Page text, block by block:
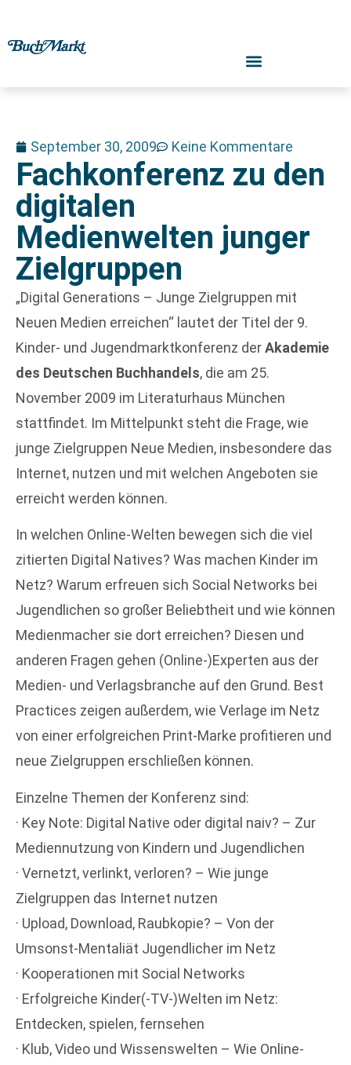
September 30, 2009 Keine Kommentare
Fachkonferenz zu den
digitalen
Medienwelten junger
Zielgruppen
„Digital Generations – Junge Zielgruppen mit
Neuen Medien erreichen“ lautet der Titel der 9.
Kinder- und Jugendmarktkonferenz derAkademie
des Deutschen Buchhandels, die am 25.
November 2009 im Literaturhaus München
stattfindet. Im Mittelpunkt steht die Frage, wie
junge Zielgruppen Neue Medien, insbesondere das
Internet, nutzen und mit welchen Angeboten sie
erreicht werden können.
In welchen Online-Welten bewegen sich die viel
zitierten Digital Natives? Was machen Kinder im
Netz? Warum erfreuen sich Social Networks bei
Jugendlichen so großer Beliebtheit und wie können
Medienmacher sie dort erreichen? Diesen und
anderen Fragen gehen (Online-)Experten aus der
Medien- und Verlagsbranche auf den Grund. Best
Practices zeigen außerdem, wie Verlage im Netz
von einer erfolgreichen Print-Marke profitieren und
neue Zielgruppen erschließen können.
Einzelne Themen der Konferenz sind:
· Key Note: Digital Native oder digital naiv? – Zur
Mediennutzung von Kindern und Jugendlichen
· Vernetzt, verlinkt, verloren? – Wie junge
Zielgruppen das Internet nutzen
· Upload, Download, Raubkopie? – Von der
Umsonst-Mentaliät Jugendlicher im Netz
· Kooperationen mit Social Networks
· Erfolgreiche Kinder(-TV-)Welten im Netz:
Entdecken, spielen, fernsehen
· Klub, Video und Wissenswelten – Wie Online-